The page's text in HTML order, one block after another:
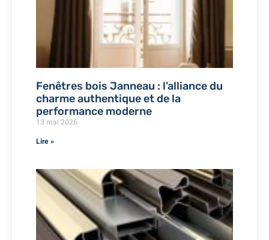
Fenêtres bois Janneau : l’alliance du
charme authentique et de la
performance moderne
13 mai 2026
Lire »